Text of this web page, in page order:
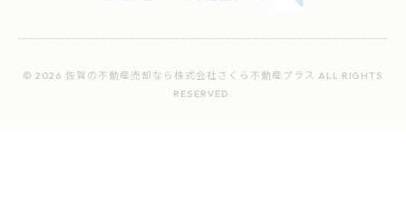
© 2026 佐賀の不動産売却なら株式会社さくら不動産プラス ALL RIGHTS
RESERVED.